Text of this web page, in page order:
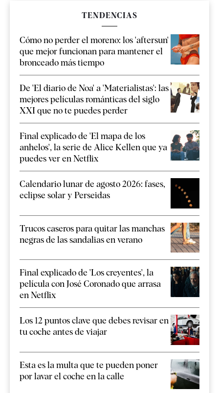
TENDENCIAS
Cómo no perder el moreno: los 'aftersun'
que mejor funcionan para mantener el
bronceado más tiempo
De 'El diario de Noa' a 'Materialistas': las
mejores películas románticas del siglo
XXI que no te puedes perder
Final explicado de 'El mapa de los
anhelos', la serie de Alice Kellen que ya
puedes ver en Netflix
Calendario lunar de agosto 2026: fases,
eclipse solar y Perseidas
Trucos caseros para quitar las manchas
negras de las sandalias en verano
Final explicado de 'Los creyentes', la
película con José Coronado que arrasa
en Netflix
Los 12 puntos clave que debes revisar en
tu coche antes de viajar
Esta es la multa que te pueden poner
por lavar el coche en la calle